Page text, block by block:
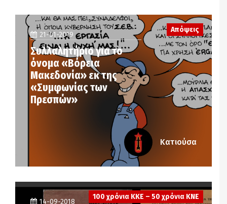
21-01-2019
Συλλαλητήριο για το
όνομα «Βόρεια
Μακεδονία» εκ της
«Συμφωνίας των
Πρεσπών»
Απόψεις
Κατιούσα
14-09-2018
100 χρόνια ΚΚΕ – 50 χρόνια ΚΝΕ